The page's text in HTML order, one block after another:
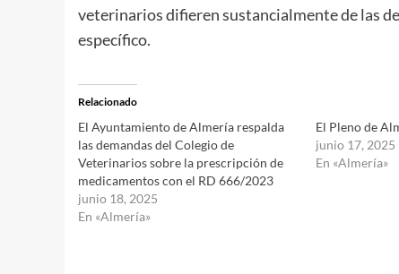
veterinarios difieren sustancialmente de las
específico.
Relacionado
El Ayuntamiento de Almería respalda
las demandas del Colegio de
Veterinarios sobre la prescripción de
medicamentos con el RD 666/2023
junio 18, 2025
En «Almería»
El Pleno de
junio 17, 2025
En «Almería»